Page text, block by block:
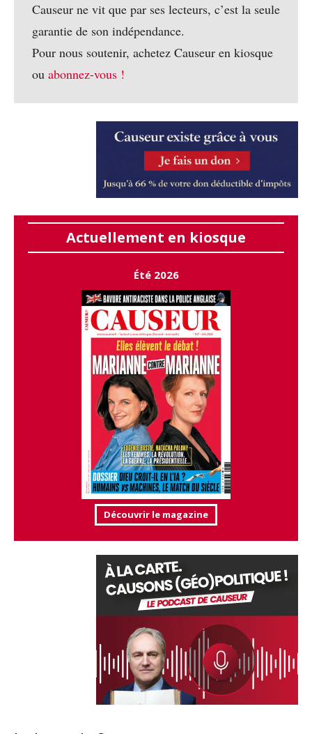
Causeur ne vit que par ses lecteurs, c’est la seule
garantie de son indépendance.
Pour nous soutenir, achetez Causeur en kiosque
ou abonnez-vous !
Actuellement en kiosque
Été 2026
Découvrir le magazine